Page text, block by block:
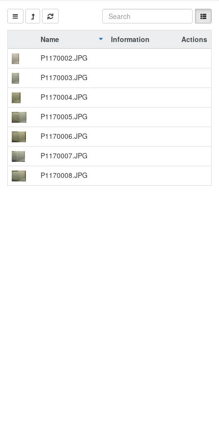
Name Information
Actions
P1170002.JPG
P1170003.JPG
P1170004.JPG
P1170005.JPG
P1170006.JPG
P1170007.JPG
P1170008.JPG